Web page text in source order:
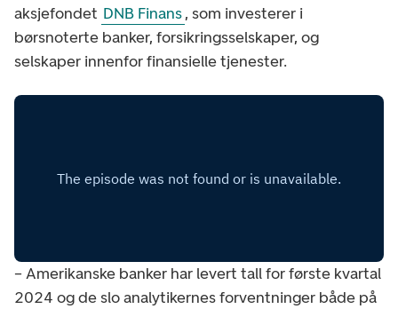
aksjefondet DNB Finans, som investerer i
børsnoterte banker, forsikringsselskaper, og
selskaper innenfor finansielle tjenester.
– Amerikanske banker har levert tall for første kvartal
2024 og de slo analytikernes forventninger både på